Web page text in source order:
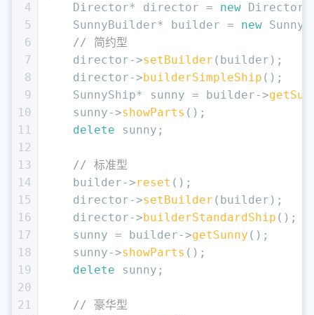
4
5
6
7
8
9
10
11
12
13
14
15
16
17
18
19
20
21
    Director* director =
new Director;
    SunnyBuilder* builder =
new
// 简约型
    director->
setBuilder (builder);
    director->
builderSimpleShip ();
    SunnyShip* sunny = builder->
    sunny->
showParts ();
delete sunny;
// 标准型
    builder->
reset ();
    director->
setBuilder (builder);
    director->
builderStandardShip ();
    sunny = builder->
getSunny ();
    sunny->
showParts ();
delete sunny;
// 豪华型